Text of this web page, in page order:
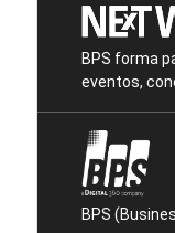
BPS forma
eventos,
BPS